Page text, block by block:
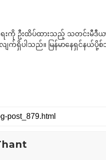
းကို ဦးထိပ်ထားသည့် သတင်းမီဒီယာ
ျက်ရှိပါသည်။ မြန်မာနေရှင်နယ်